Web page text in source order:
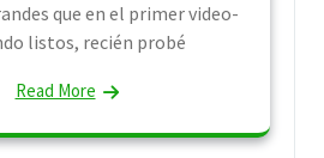
que en el primer video-
listos, recién probé
Read More